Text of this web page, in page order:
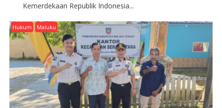
Kemerdekaan Republik Indonesia...
Hukum Maluku